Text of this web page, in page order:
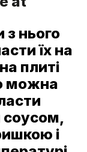
нього
їх на
плиті
можна
соусом,
і